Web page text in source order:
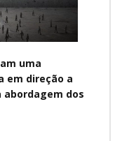
uma
em direção a
abordagem dos